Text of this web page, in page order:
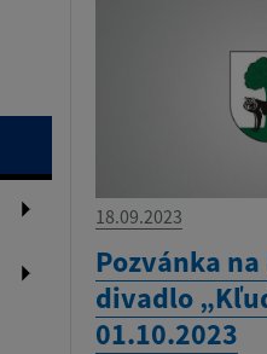
18.09.2023
Pozvánka
divadlo
01.10.2023